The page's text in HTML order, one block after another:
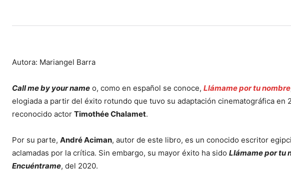
Autora: Mariangel Barra
Call me by your name o, como en español se conoce, Llámame por tu nombre
elogiada a partir del éxito rotundo que tuvo su adaptación cinematográfica en
reconocido actor Timothée Chalamet.
Por su parte, André Aciman, autor de este libro, es un conocido escritor
aclamadas por la crítica. Sin embargo, su mayor éxito ha sido Llámame por tu
Encuéntrame, del 2020.